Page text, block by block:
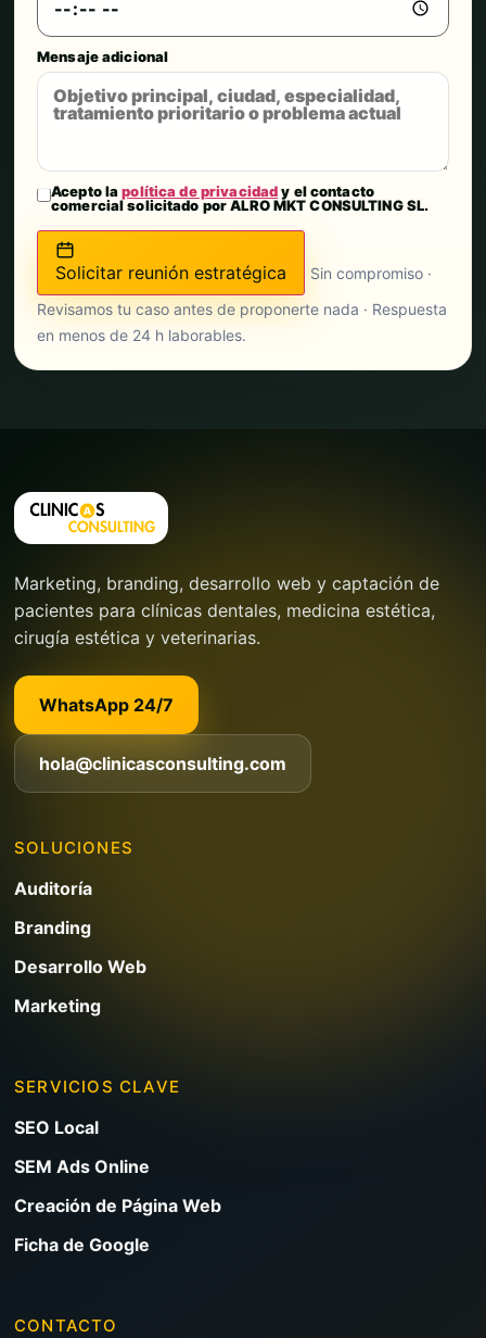
Mensaje adicional
Acepto lapolítica de privacidady el contacto
comercial solicitado por ALRO MKT CONSULTING SL.
Solicitar reunión estratégica
Sin compromiso ·
Revisamos tu caso antes de proponerte nada · Respuesta
en menos de 24 h laborables.
Marketing, branding, desarrollo web y captación de
pacientes para clínicas dentales, medicina estética,
cirugía estética y veterinarias.
WhatsApp 24/7
hola@clinicasconsulting.com
SOLUCIONES
Auditoría
Branding
Desarrollo Web
Marketing
SERVICIOS CLAVE
SEO Local
SEM Ads Online
Creación de Página Web
Ficha de Google
CONTACTO